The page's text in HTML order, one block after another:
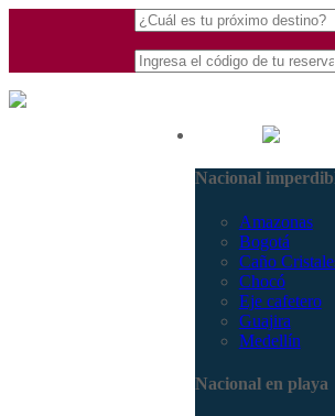
Nacional
Amazonas
Bogotá
Caño
Chocó
Eje cafetero
Guajira
Medellín
Nacional en playa